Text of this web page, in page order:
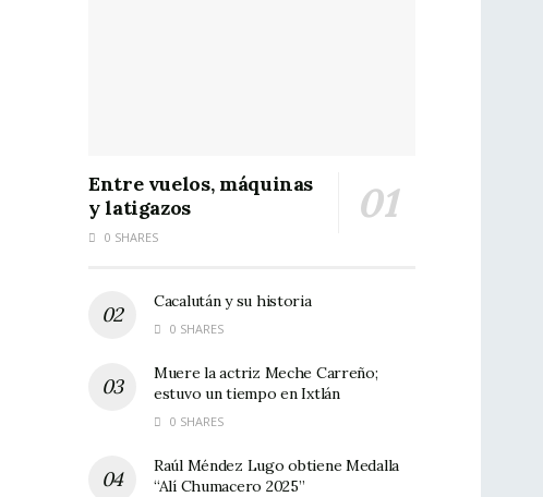
Entre vuelos, máquinas
y latigazos
0 SHARES
Cacalután y su historia
0 SHARES
Muere la actriz Meche Carreño;
estuvo un tiempo en Ixtlán
0 SHARES
Raúl Méndez Lugo obtiene Medalla
“Alí Chumacero 2025”